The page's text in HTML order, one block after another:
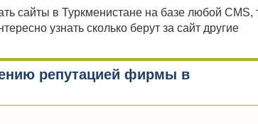
сайты в Туркменистане на базе любой CMS,
узнать сколько берут за сайт другие
репутацией фирмы в